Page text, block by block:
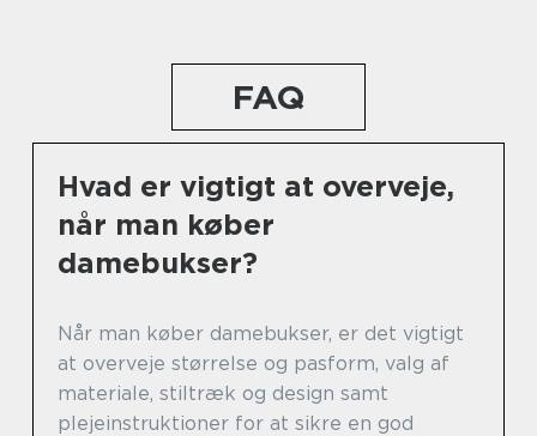
FAQ
Hvad er vigtigt at overveje,
når man køber
damebukser?
Når man køber damebukser, er det vigtigt
at overveje størrelse og pasform, valg af
materiale, stiltræk og design samt
plejeinstruktioner for at sikre en god